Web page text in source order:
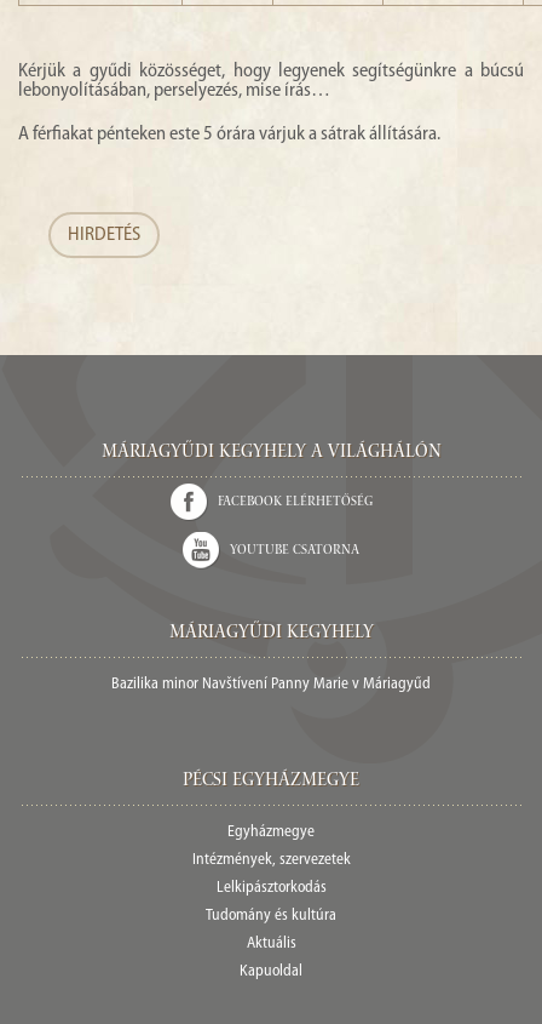
Kérjük a gyűdi közösséget, hogy legyenek segítségünkre a búcsú
lebonyolításában, perselyezés, mise írás…
A férfiakat pénteken este 5 órára várjuk a sátrak állítására.
HIRDETÉS
Máriagyűdi Kegyhely a világhálón
Facebook elérhetőség
Youtube csatorna
Máriagyűdi Kegyhely
Bazilika minor Navštívení Panny Marie v Máriagyűd
Pécsi egyházmegye
Egyházmegye
Intézmények, szervezetek
Lelkipásztorkodás
Tudomány és kultúra
Aktuális
Kapuoldal